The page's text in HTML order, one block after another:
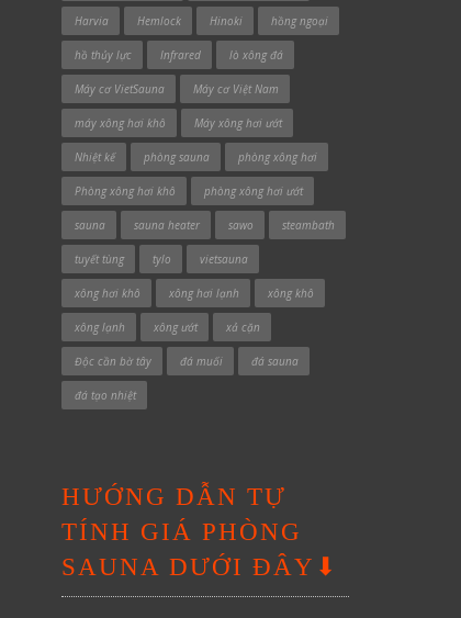
Harvia Hemlock Hinoki hồng ngoại
hồ thủy lực Infrared lò xông đá
Máy cơ VietSauna Máy cơ Việt Nam
máy xông hơi khô Máy xông hơi ướt
Nhiệt kế phòng sauna phòng xông hơi
Phòng xông hơi khô phòng xông hơi ướt
sauna sauna heater sawo steambath
tuyết tùng tylo vietsauna
xông hơi khô xông hơi lạnh xông khô
xông lạnh xông ướt xả cặn
Độc cần bờ tây đá muối đá sauna
đá tạo nhiệt
HƯỚNG DẪN TỰ
TÍNH GIÁ PHÒNG
SAUNA DƯỚI ĐÂY⬇